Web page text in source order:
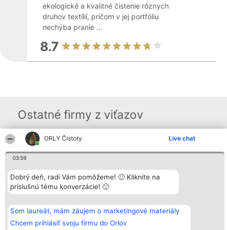
ORLY Čistoty Live chat
03:59
Dobrý deň, radi Vám pomôžeme! 🙂 Kliknite na
príslušnú tému konverzácie! 🙂
Som laureát, mám záujem o marketingové materiály
Chcem prihlásiť svoju firmu do Orlov
ekologické a kvalitné čistenie rôznych
druhov textílií, pričom v jej portfóliu
nechýba pranie ...
8.7
Ostatné firmy z viťazov
Organizátor hodnotenia
Bright Side Solutions sp. z o.
ul. Ruska 22
Wrocław 50-079
KRS 0000749100 | Regon
381313360 | NIP 8943132676
Laureáti
wszystkich
Laureatów
Podmienky
Obchodné
Zásady
osobných
Kontakt